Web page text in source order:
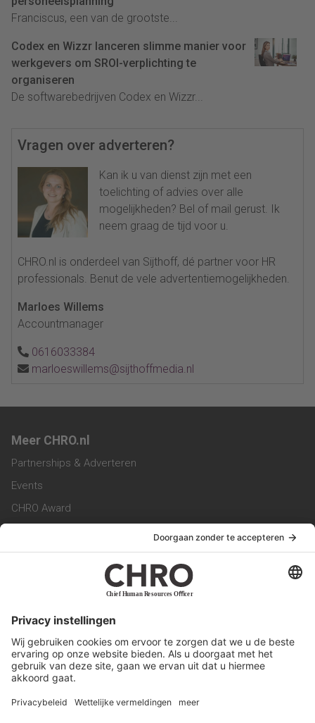
Franciscus, een van de grootste...
Codex en Wizzr lanceren slimme manier voor
werkgevers om SROI-verplichting te
organiseren
De softwarebedrijven Codex en Wizzr...
Vragen over adverteren?
Kan ik u van dienst zijn met een
toelichting of advies over alle
mogelijkheden? Bel of mail gerust. Ik
neem graag de tijd voor u.
CHRO.nl is onderdeel van Sijthoff, dé partner voor HR
professionals. Benut de vele advertentiemogelijkheden.
Marloes Willems
Accountmanager
0616033384
marloeswillems@sijthoffmedia.nl
Meer CHRO.nl
Partnerships & Adverteren
Events
CHRO Award
CHRO Magazine
Service & Contact
Werken bij ons
Privacy Statement
Algemene Voorwaarden